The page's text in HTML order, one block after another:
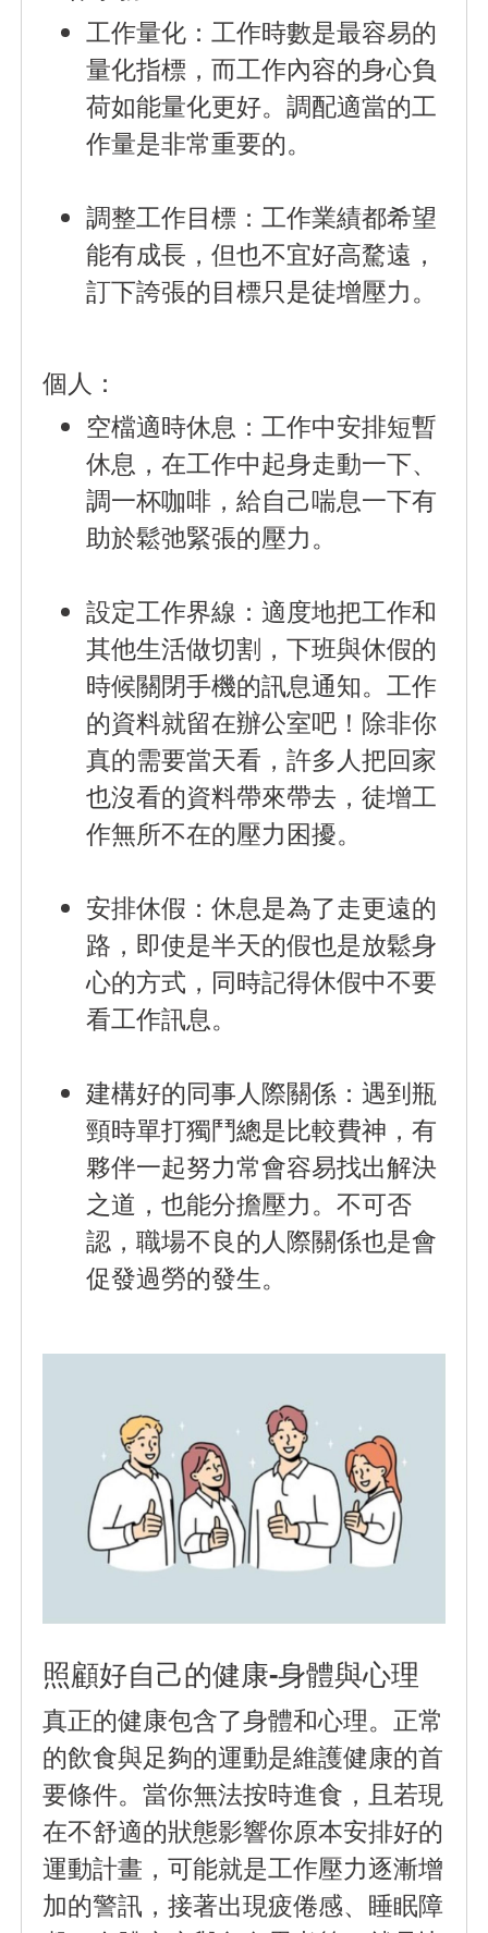
工作量化：工作時數是最容易的
量化指標，而工作內容的身心負
荷如能量化更好。調配適當的工
作量是非常重要的。
調整工作目標：工作業績都希望
能有成長，但也不宜好高騖遠，
訂下誇張的目標只是徒增壓力。
個人：
空檔適時休息：工作中安排短暫
休息，在工作中起身走動一下、
調一杯咖啡，給自己喘息一下有
助於鬆弛緊張的壓力。
設定工作界線：適度地把工作和
其他生活做切割，下班與休假的
時候關閉手機的訊息通知。工作
的資料就留在辦公室吧！除非你
真的需要當天看，許多人把回家
也沒看的資料帶來帶去，徒增工
作無所不在的壓力困擾。
安排休假：休息是為了走更遠的
路，即使是半天的假也是放鬆身
心的方式，同時記得休假中不要
看工作訊息。
建構好的同事人際關係：遇到瓶
頸時單打獨鬥總是比較費神，有
夥伴一起努力常會容易找出解決
之道，也能分擔壓力。不可否
認，職場不良的人際關係也是會
促發過勞的發生。
照顧好自己的健康-身體與心理
真正的健康包含了身體和心理。正常
的飲食與足夠的運動是維護健康的首
要條件。當你無法按時進食，且若現
在不舒適的狀態影響你原本安排好的
運動計畫，可能就是工作壓力逐漸增
加的警訊，接著出現疲倦感、睡眠障